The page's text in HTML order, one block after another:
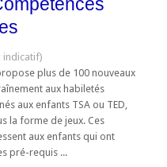
plus de 100 nouveaux
aux habiletés
aux enfants TSA ou TED,
la forme de jeux. Ces
aux enfants qui ont
pré-requis ...